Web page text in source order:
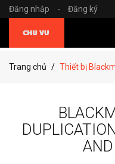
Đăng nhập - Đăng ký
Trang chủ Thiết bị